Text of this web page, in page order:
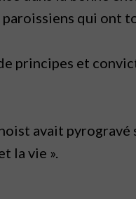
paroissiens qui ont
principes et
avait pyrogravé
la vie ».